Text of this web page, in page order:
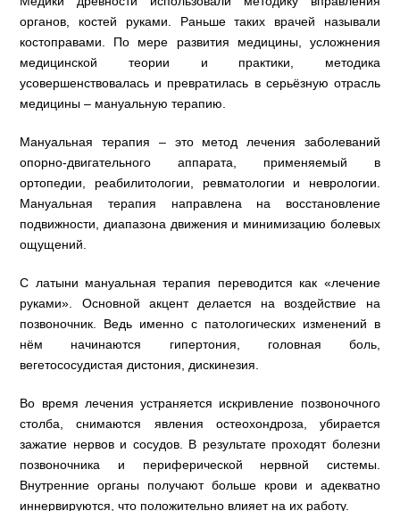
органов, костей руками. Раньше таких врачей называли
костоправами. По мере развития медицины, усложнения
медицинской теории и практики, методика
усовершенствовалась и превратилась в серьёзную отрасль
медицины – мануальную терапию.
Мануальная терапия – это метод лечения заболеваний
опорно-двигательного аппарата, применяемый в
ортопедии, реабилитологии, ревматологии и неврологии.
Мануальная терапия направлена на восстановление
подвижности, диапазона движения и минимизацию болевых
ощущений.
С латыни мануальная терапия переводится как «лечение
руками». Основной акцент делается на воздействие на
позвоночник. Ведь именно с патологических изменений в
нём начинаются гипертония, головная боль,
вегетососудистая дистония, дискинезия.
Во время лечения устраняется искривление позвоночного
столба, снимаются явления остеохондроза, убирается
зажатие нервов и сосудов. В результате проходят болезни
позвоночника и периферической нервной системы.
Внутренние органы получают больше крови и адекватно
иннервируются, что положительно влияет на их работу.